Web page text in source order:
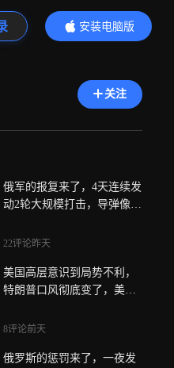
安装电脑版
内容更精彩
关注
俄军的报复来了，4天连续发
动2轮大规模打击，导弹像暴
22评论昨天
美国高层意识到局势不利，
特朗普口风彻底变了，美国
8评论前天
俄罗斯的惩罚来了，一夜发